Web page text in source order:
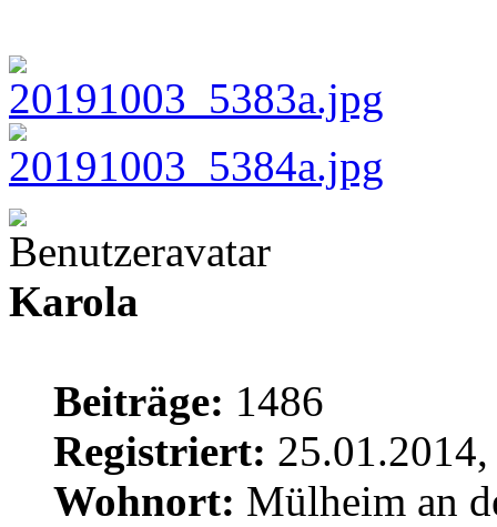
Karola
Beiträge: 1486
Registriert:
Wohnort: Mülheim an